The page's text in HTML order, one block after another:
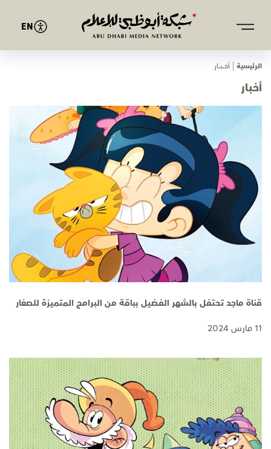
EN
الرئيسية ﺄﺧـــﺒـــﺎر
أخبار
قناة ماجد تحتفل بالشهر الفضيل بباقة من البرامج المتميزة للصغار
11 مارس 2024